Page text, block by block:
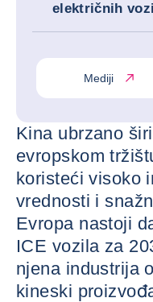
električnih
Mediji
Kina ubrzano
evropskom
koristeći visoko
vrednosti i
Evropa nastoji
ICE vozila za
njena industrija
kineski